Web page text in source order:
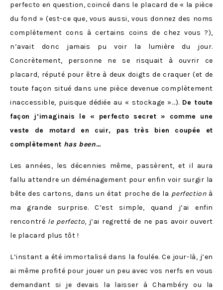
perfecto en question, coincé dans le placard de « la pièce
du fond » (est-ce que, vous aussi, vous donnez des noms
complètement cons à certains coins de chez vous ?),
n’avait donc jamais pu voir la lumière du jour.
Concrètement, personne ne se risquait à ouvrir ce
placard, réputé pour être à deux doigts de craquer (et de
toute façon situé dans une pièce devenue complètement
inaccessible, puisque dédiée au « stockage »…). De toute
façon j’imaginais le « perfecto secret » comme une
veste de motard en cuir, pas très bien coupée et
complètement has been…
Les années, les décennies même, passèrent, et il aura
fallu attendre un déménagement pour enfin voir surgir la
bête des cartons, dans un état proche de la perfectionà
ma grande surprise. C’est simple, quand j’ai enfin
rencontré le perfecto, j’ai regretté de ne pas avoir ouvert
le placard plus tôt !
L’instant a été immortalisé dans la foulée. Ce jour-là, j’en
ai même profité pour jouer un peu avec vos nerfs en vous
demandant si je devais la laisser à Chambéry ou la